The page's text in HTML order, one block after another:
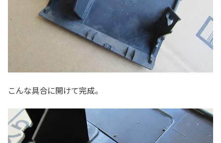
こんな具合に開けて完成。